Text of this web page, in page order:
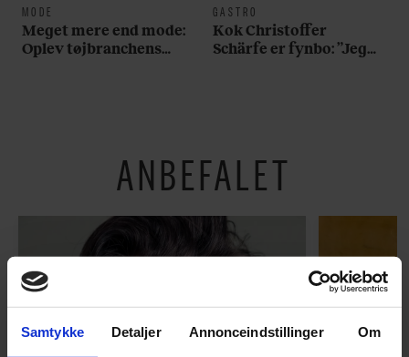
Samtykke Detaljer Annonceindstillinger Om
MODE
Meget mere end mode:
Oplev tøjbranchens
GASTRO
Kok Christoffer
Schärfe er fynbo: ”Jeg
ANBEFALET